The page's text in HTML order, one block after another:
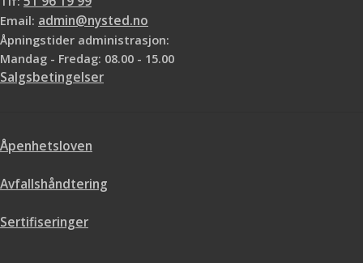
Email: admin@nysted.no
Åpningstider administrasjon:
Mandag - Fredag: 08.00 - 15.00
Salgsbetingelser
Åpenhetsloven
Avfallshåndtering
Sertifiseringer